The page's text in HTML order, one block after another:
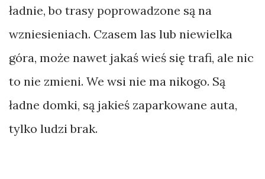
ładnie, bo trasy poprowadzone są na
wzniesieniach. Czasem las lub niewielka
góra, może nawet jakaś wieś się trafi, ale nic
to nie zmieni. We wsi nie ma nikogo. Są
ładne domki, są jakieś zaparkowane auta,
tylko ludzi brak.